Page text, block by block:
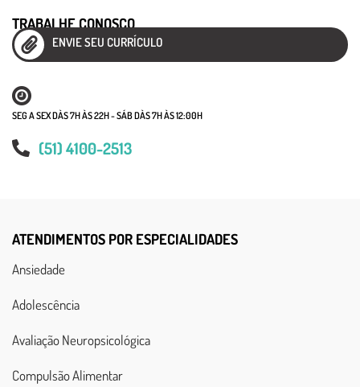
SEG A SEX DÀS 7H ÀS 22H - SÁB DÀS 7H ÀS 12:00H
(51) 4100-2513
TRABALHE CONOSCO
ENVIE SEU CURRÍCULO
ATENDIMENTOS POR ESPECIALIDADES
Ansiedade
Adolescência
Avaliação Neuropsicológica
Compulsão Alimentar